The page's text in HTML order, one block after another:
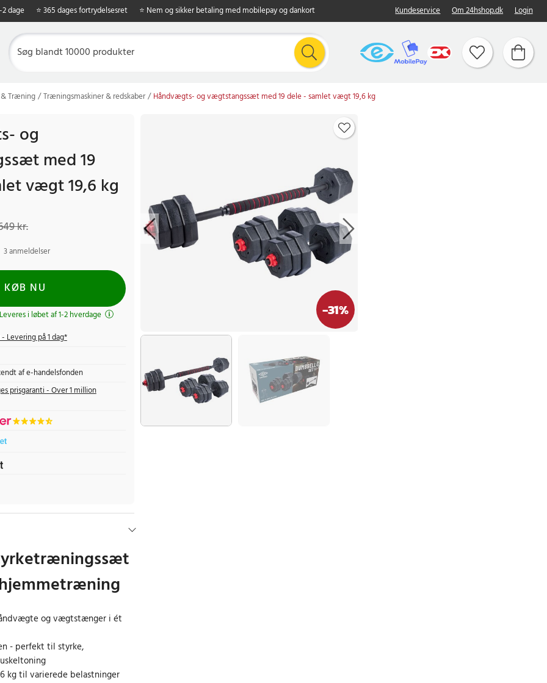
2 dage ⭐ 365 dages fortrydelsesret ⭐ Nem og sikker betaling med mobilepay og dankort Kundeservice Om 24hshop.dk Login
Træning Træningsmaskiner & redskaber Håndvægts- og vægtstangssæt med 19 dele - samlet vægt 19,6 kg
-31%
og
med 19
vægt 19,6 kg
kr.
3 anmeldelser
KØB NU
i løbet af 1-2 hverdage
- Levering på 1 dag*
af e-handelsfonden
prisgaranti - Over 1 million
og vægtstænger i ét
- perfekt til styrke,
kg til varierede belastninger